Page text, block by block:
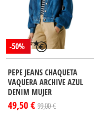
-50%
PEPE JEANS CHAQUETA
VAQUERA ARCHIVE AZUL
DENIM MUJER
49,50 € 99,00 €